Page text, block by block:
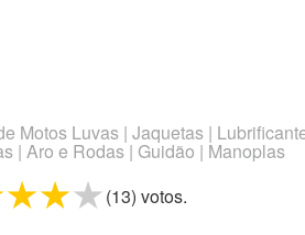
Motos Luvas | Jaquetas |
| Aro e Rodas | Guidão | Manoplas
5 stars
4 stars
3 stars
2 stars
(13) votos.